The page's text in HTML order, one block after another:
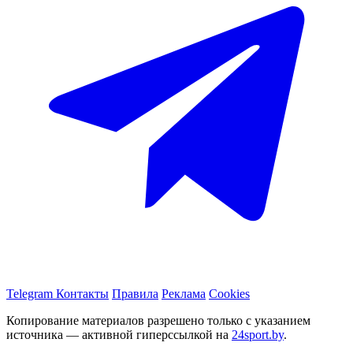
Telegram Контакты Правила Реклама Cookies
Копирование материалов разрешено только с указанием
источника — активной гиперссылкой на 24sport.by.